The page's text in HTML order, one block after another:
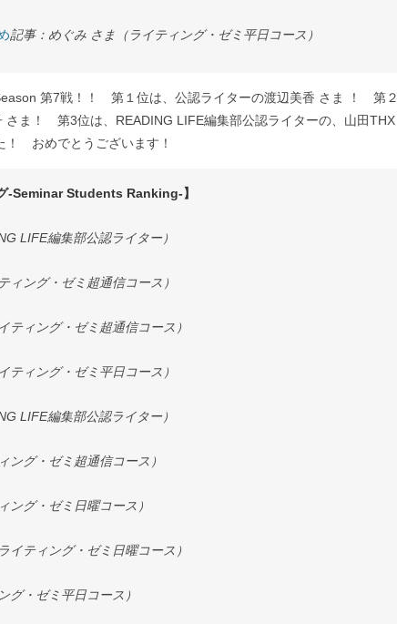
記事：めぐみ さま（ライティング・ゼミ平日コース）
第7戦！！ 第１位は、公認ライターの渡辺美香 さま ！ 第２
さま！ 第3位は、READING LIFE編集部公認ライターの、山田THX
！ おめでとうございます！
-Seminar Students Ranking-】
LIFE編集部公認ライター）
ング・ゼミ超通信コース）
ィング・ゼミ超通信コース）
ィング・ゼミ平日コース）
LIFE編集部公認ライター）
グ・ゼミ超通信コース）
グ・ゼミ日曜コース）
ティング・ゼミ日曜コース）
・ゼミ平日コース）